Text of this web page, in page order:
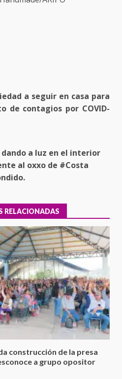
a seguir en casa para
de contagios por COVID-
a luz en el interior
al oxxo de #Costa
RELACIONADAS
construcción de la presa
a grupo opositor
Salud: justicia social para
Oaxaca
de Ariadna Montiel